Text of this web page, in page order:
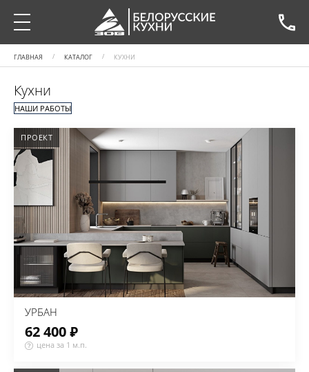
ГЛАВНАЯ КАТАЛОГ КУХНИ
Кухни
НАШИ РАБОТЫ
ПРОЕКТ
УРБАН
62 400 ₽
цена за 1 м.п.